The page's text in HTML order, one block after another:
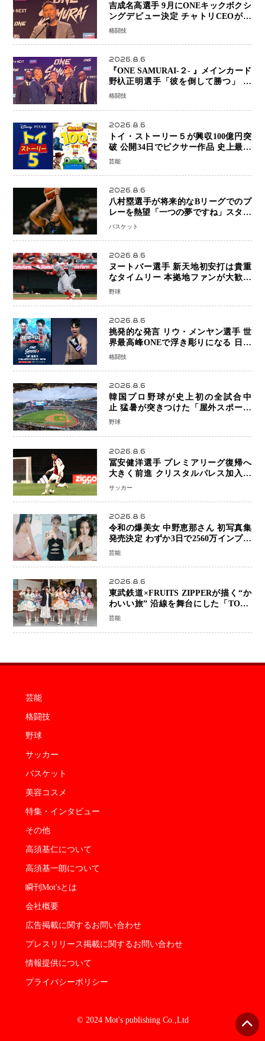
吉成名高選手 9月にONEキックボクシ
ングデビュー決定 チャトリCEOがサ
プライズ発表 2カ月連続参戦へ
格闘技
2026.8.6
『ONE SAMURAI-２- 』メインカード
野杁正明選手「彼を倒して勝つ」 リ
ウ・メンヤンとの因縁に決着へ 再起
初戦
格闘技
2026.8.6
トイ・ストーリー５が興収100億円突
破 公開34日でピクサー作品 史上最速
日本歴代シリーズ最高更新も目前
芸能
2026.8.6
八村塁選手が将来的なBリーグでのプ
レーを熱望「一つの夢ですね」スター
帰還がリーグ価値を押し上げる可能性
バスケット
2026.8.6
ヌートバー選手 新天地初安打は貴重
なタイムリー 本拠地ファンが大歓声
笑顔で歓喜
野球
2026.8.6
挑発的な発言 リウ・メンヤン選手 世
界最高峰ONEで浮き彫りになる 日本
キックボクシングが直面する“技術
格闘技
2026.8.6
韓国プロ野球が史上初の全試合中
止 猛暑が突きつけた「屋外スポーツ
の限界」 日本発のドーム型施設時代
野球
2026.8.6
冨安健洋選手 プレミアリーグ復帰へ
大きく前進 クリスタルパレス加入目
前 メディカルチェックも通過
サッカー
2026.8.6
令和の爆美女 中野恵那さん 初写真集
発売決定 わずか3日で2560万インプレ
ッションを記録した話題の美貌を凝縮
芸能
2026.8.6
東武鉄道×FRUITS ZIPPERが描く“か
わいい旅” 沿線を舞台にした「TOBU
KAWAII PROJECT」が開幕
芸能
芸能
格闘技
野球
サッカー
バスケット
美容コスメ
特集・インタビュー
その他
高須基仁について
高須基一朗について
瞬刊Mot'sとは
会社概要
広告掲載に関するお問い合わせ
プレスリリース掲載に関するお問い合わせ
情報提供について
プライバシーポリシー
© 2024 Mot's publishing Co.,Ltd